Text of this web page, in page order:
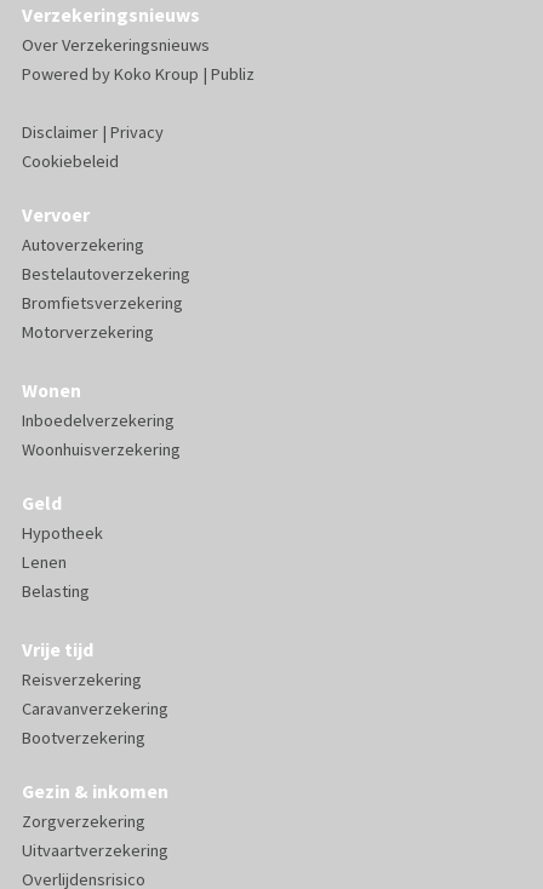
Verzekeringsnieuws
Over Verzekeringsnieuws
Powered byKoko Kroup | Publiz
Disclaimer| Privacy
Cookiebeleid
Vervoer
Autoverzekering
Bestelautoverzekering
Bromfietsverzekering
Motorverzekering
Wonen
Inboedelverzekering
Woonhuisverzekering
Geld
Hypotheek
Lenen
Belasting
Vrije tijd
Reisverzekering
Caravanverzekering
Bootverzekering
Gezin & inkomen
Zorgverzekering
Uitvaartverzekering
Overlijdensrisico